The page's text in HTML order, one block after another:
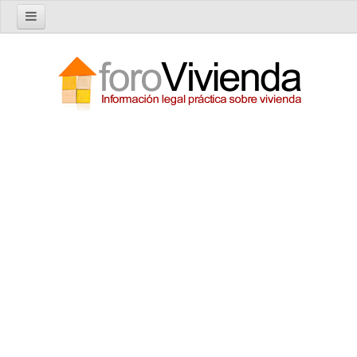
Nuevo tema